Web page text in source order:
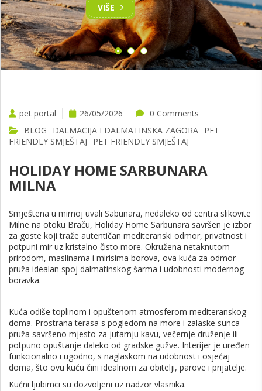
VIŠE
pet portal 26/05/2026
0 Comments
BLOG
DALMACIJA I DALMATINSKA ZAGORA PET
FRIENDLY SMJEŠTAJ
PET FRIENDLY SMJEŠTAJ
HOLIDAY HOME SARBUNARA
MILNA
Smještena u mirnoj uvali Sabunara, nedaleko od centra slikovite
Milne na otoku Braču, Holiday Home Sarbunara savršen je izbor
za goste koji traže autentičan mediteranski odmor, privatnost i
potpuni mir uz kristalno čisto more. Okružena netaknutom
prirodom, maslinama i mirisima borova, ova kuća za odmor
pruža idealan spoj dalmatinskog šarma i udobnosti modernog
boravka.
Kuća odiše toplinom i opuštenom atmosferom mediteranskog
doma. Prostrana terasa s pogledom na more i zalaske sunca
pruža savršeno mjesto za jutarnju kavu, večernje druženje ili
potpuno opuštanje daleko od gradske gužve. Interijer je uređen
funkcionalno i ugodno, s naglaskom na udobnost i osjećaj
doma, što ovu kuću čini idealnom za obitelji, parove i prijatelje.
Kućni ljubimci su dozvoljeni uz nadzor vlasnika.